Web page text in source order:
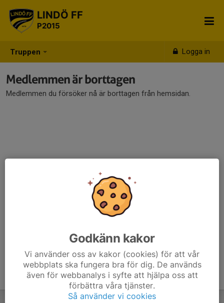
Truppen Logga in
LINDÖ FF
P2015
Medlemmen är borttagen
Medlemmen du försöker nå är borttagen från hemsidan.
Godkänn kakor
Vi använder oss av kakor (cookies) för att vår
webbplats ska fungera bra för dig. De används
även för webbanalys i syfte att hjälpa oss att
förbättra våra tjänster.
Så använder vi cookies